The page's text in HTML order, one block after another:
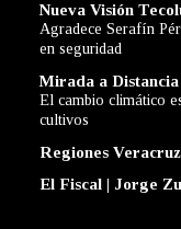
Nueva Visión
Agradece Serafín
en seguridad
Mirada a
El cambio climático
cultivos
Regiones
El Fiscal | Jorge